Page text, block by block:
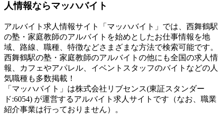
人情報ならマッハバイト
アルバイト求人情報サイト「マッハバイト」では、西舞鶴駅
の塾・家庭教師のアルバイトを始めとしたお仕事情報を地
域、路線、職種、特徴などさまざまな方法で検索可能です。
西舞鶴駅の塾・家庭教師のアルバイトの他にも全国の求人情
報、カフェやアパレル、イベントスタッフのバイトなどの人
気職種も多数掲載！
「マッハバイト」は株式会社リブセンス(東証スタンダー
ド:6054) が運営するアルバイト求人サイトです（なお、職業
紹介事業は行っておりません）。